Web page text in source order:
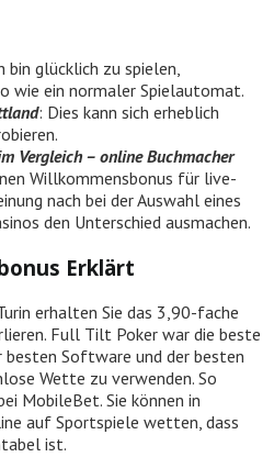
bin glücklich zu spielen,
wie ein normaler Spielautomat.
: Dies kann sich erheblich
Vergleich – online Buchmacher
Willkommensbonus für live-
nach bei der Auswahl eines
den Unterschied ausmachen.
Erklärt
erhalten Sie das 3,90-fache
Full Tilt Poker war die beste
Software und der besten
Wette zu verwenden. So
MobileBet. Sie können in
auf Sportspiele wetten, dass
ist.